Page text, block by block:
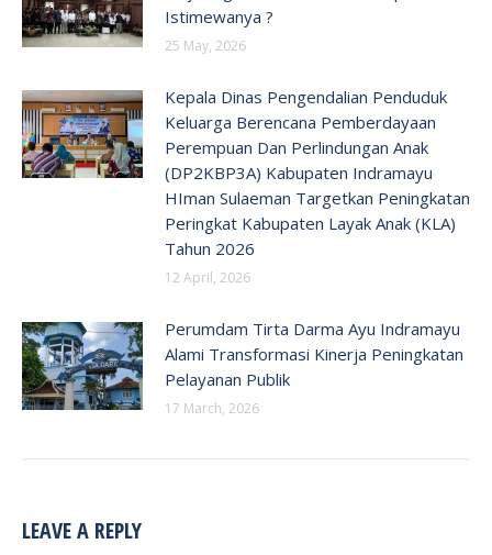
Istimewanya ?
25 May, 2026
Kepala Dinas Pengendalian Penduduk
Keluarga Berencana Pemberdayaan
Perempuan Dan Perlindungan Anak
(DP2KBP3A) Kabupaten Indramayu
HIman Sulaeman Targetkan Peningkatan
Peringkat Kabupaten Layak Anak (KLA)
Tahun 2026
12 April, 2026
Perumdam Tirta Darma Ayu Indramayu
Alami Transformasi Kinerja Peningkatan
Pelayanan Publik
17 March, 2026
LEAVE A REPLY